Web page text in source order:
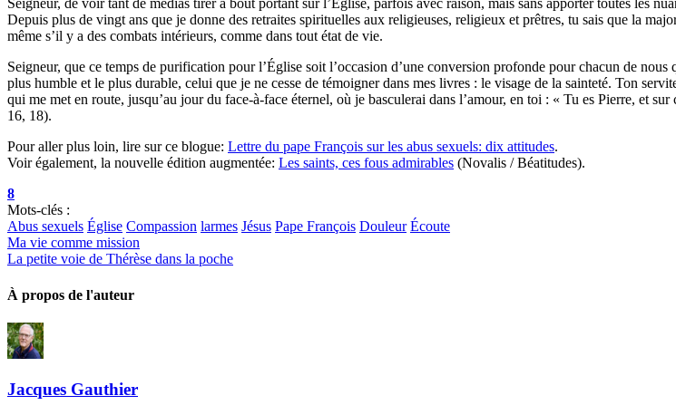
Seigneur, de voir tant de médias tirer à bout portant sur l’Église, parfois avec raison, mais sans apporter toutes les
Depuis plus de vingt ans que je donne des retraites spirituelles aux religieuses, religieux et prêtres, tu sais que la
même s’il y a des combats intérieurs, comme dans tout état de vie.
Seigneur, que ce temps de purification pour l’Église soit l’occasion d’une conversion profonde pour chacun de
plus humble et le plus durable, celui que je ne cesse de témoigner dans mes livres : le visage de la sainteté. Ton
qui me met en route, jusqu’au jour du face-à-face éternel, où je basculerai dans l’amour, en toi : « Tu es Pierre, et
16, 18).
Pour aller plus loin, lire sur ce blogue: Lettre du pape François sur les abus sexuels: dix attitudes.
Voir également, la nouvelle édition augmentée: Les saints, ces fous admirables (Novalis / Béatitudes).
8
Mots-clés :
Abus sexuels Église Compassion larmes Jésus Pape François Douleur Écoute
Ma vie comme mission
La petite voie de Thérèse dans la poche
À propos de l'auteur
Jacques Gauthier